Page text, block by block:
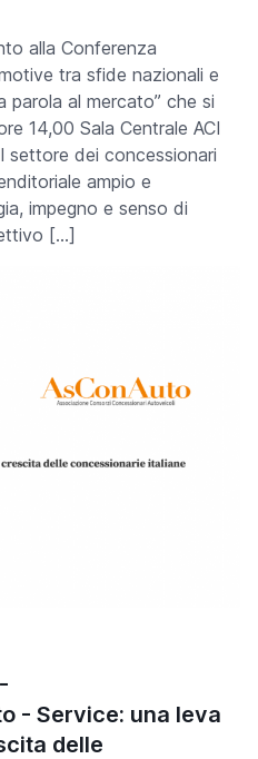
alla Conferenza
tra sfide nazionali e
parola al mercato” che si
14,00 Sala Centrale ACI
settore dei concessionari
ampio e
impegno e senso di
[…]
- Service: una leva
delle